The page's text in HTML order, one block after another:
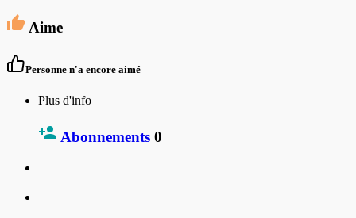
Aime
Personne n'a encore aimé
Plus d'info
Abonnements 0